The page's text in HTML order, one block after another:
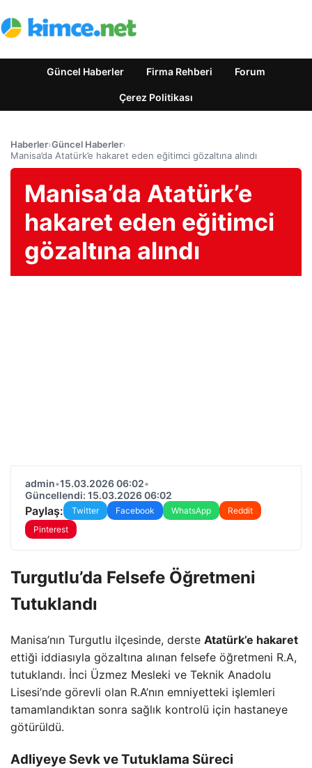
Güncel Haberler Firma Rehberi Forum
Çerez Politikası
Haberler›Güncel Haberler›
Manisa’da Atatürk’e hakaret eden eğitimci gözaltına alındı
Manisa’da Atatürk’e
hakaret eden eğitimci
gözaltına alındı
admin•15.03.2026 06:02•
Güncellendi: 15.03.2026 06:02
Paylaş: Twitter Facebook WhatsApp
Reddit
Pinterest
Turgutlu’da Felsefe Öğretmeni
Tutuklandı
Manisa’nın Turgutlu ilçesinde, derste Atatürk’e hakaret
ettiği iddiasıyla gözaltına alınan felsefe öğretmeni R.A,
tutuklandı. İnci Üzmez Mesleki ve Teknik Anadolu
Lisesi’nde görevli olan R.A’nın emniyetteki işlemleri
tamamlandıktan sonra sağlık kontrolü için hastaneye
götürüldü.
Adliyeye Sevk ve Tutuklama Süreci